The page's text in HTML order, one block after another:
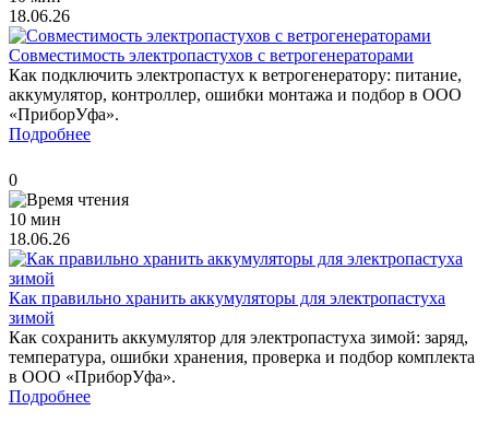
18.06.26
Совместимость электропастухов с ветрогенераторами
Как подключить электропастух к ветрогенератору: питание,
аккумулятор, контроллер, ошибки монтажа и подбор в ООО
«ПриборУфа».
Подробнее
0
10 мин
18.06.26
Как правильно хранить аккумуляторы для электропастуха
зимой
Как сохранить аккумулятор для электропастуха зимой: заряд,
температура, ошибки хранения, проверка и подбор комплекта
в ООО «ПриборУфа».
Подробнее